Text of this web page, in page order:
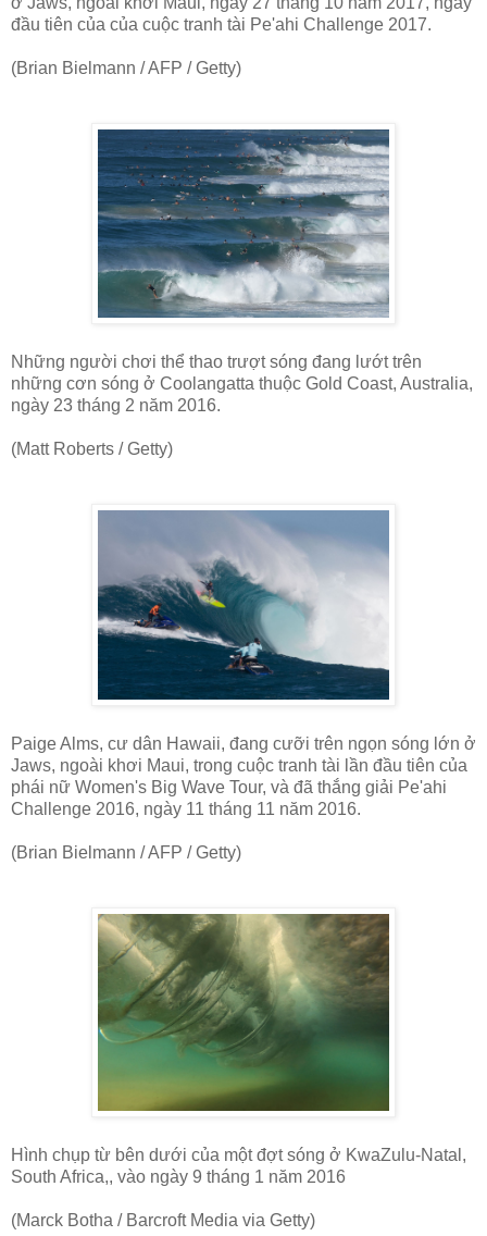
đầu tiên của của cuộc tranh tài Pe'ahi Challenge 2017.
(Brian Bielmann / AFP / Getty)
Những người chơi thể thao trượt sóng đang lướt trên
những cơn sóng ở Coolangatta thuộc Gold Coast, Australia,
ngày 23 tháng 2 năm 2016.
(Matt Roberts / Getty)
Paige Alms, cư dân Hawaii, đang cưỡi trên ngọn sóng lớn ở
Jaws, ngoài khơi Maui, trong cuộc tranh tài lần đầu tiên của
phái nữ Women's Big Wave Tour, và đã thắng giải Pe'ahi
Challenge 2016, ngày 11 tháng 11 năm 2016.
(Brian Bielmann / AFP / Getty)
Hình chụp từ bên dưới của một đợt sóng ở KwaZulu-Natal,
South Africa,, vào ngày 9 tháng 1 năm 2016
(Marck Botha / Barcroft Media via Getty)